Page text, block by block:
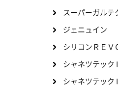
スーパーガルテ
ジェニュイン
シリコンＲＥＶ
シャネツテック
シャネツテック